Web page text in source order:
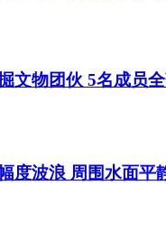
文物团伙 5名成员
度波浪 周围水面平